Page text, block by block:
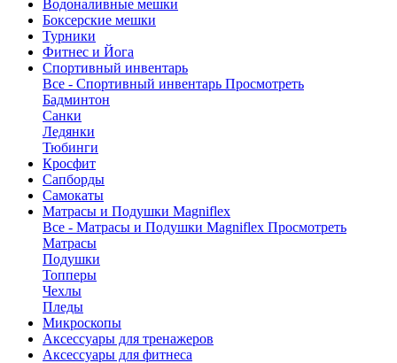
Водоналивные мешки
Боксерские мешки
Турники
Фитнес и Йога
Спортивный инвентарь
Все - Спортивный инвентарь Просмотреть
Бадминтон
Санки
Ледянки
Тюбинги
Кросфит
Сапборды
Самокаты
Матрасы и Подушки Magniflex
Все - Матрасы и Подушки Magniflex Просмотреть
Матрасы
Подушки
Топперы
Чехлы
Пледы
Микроскопы
Аксессуары для тренажеров
Аксессуары для фитнеса